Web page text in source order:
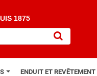
1875
ENDUIT ET